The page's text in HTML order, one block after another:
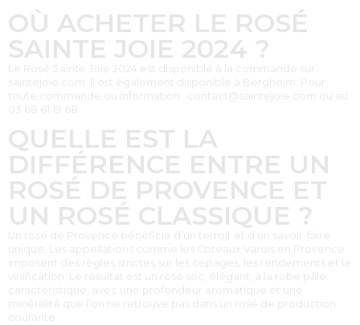
OÙ ACHETER LE ROSÉ
SAINTE JOIE 2024 ?
Le Rosé Sainte Joie 2024 est disponible à la commande sur
saintejoie.com. Il est également disponible à Bergheim. Pour
toute commande ou information : contact@saintejoie.com ou au
03 68 61 19 68.
QUELLE EST LA
DIFFÉRENCE ENTRE UN
ROSÉ DE PROVENCE ET
UN ROSÉ CLASSIQUE ?
Un rosé de Provence bénéficie d’un terroir et d’un savoir-faire
unique. Les appellations comme les Coteaux Varois en Provence
imposent des règles strictes sur les cépages, les rendements et la
vinification. Le résultat est un rosé sec, élégant, à la robe pâle
caractéristique, avec une profondeur aromatique et une
minéralité que l’on ne retrouve pas dans un rosé de production
courante.